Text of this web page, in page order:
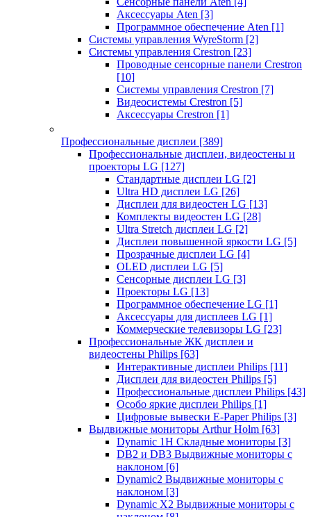
Аксессуары Aten [3]
Программное обеспечение Aten [1]
Системы управления WyreStorm [2]
Системы управления Crestron [23]
Проводные сенсорные панели Crestron
[10]
Системы управления Crestron [7]
Видеосистемы Crestron [5]
Аксессуары Crestron [1]
Профессиональные дисплеи [389]
Профессиональные дисплеи, видеостены и
проекторы LG [127]
Стандартные дисплеи LG [2]
Ultra HD дисплеи LG [26]
Дисплеи для видеостен LG [13]
Комплекты видеостен LG [28]
Ultra Stretch дисплеи LG [2]
Дисплеи повышенной яркости LG [5]
Прозрачные дисплеи LG [4]
OLED дисплеи LG [5]
Сенсорные дисплеи LG [3]
Проекторы LG [13]
Программное обеспечение LG [1]
Аксессуары для дисплеев LG [1]
Коммерческие телевизоры LG [23]
Профессиональные ЖК дисплеи и
видеостены Philips [63]
Интерактивные дисплеи Philips [11]
Дисплеи для видеостен Philips [5]
Профессиональные дисплеи Philips [43]
Особо яркие дисплеи Philips [1]
Цифровые вывески E-Paper Philips [3]
Выдвижные мониторы Arthur Holm [63]
Dynamic 1Н Складные мониторы [3]
DB2 и DB3 Выдвижные мониторы с
наклоном [6]
Dynamic2 Выдвижные мониторы с
наклоном [3]
Dynamic X2 Выдвижные мониторы с